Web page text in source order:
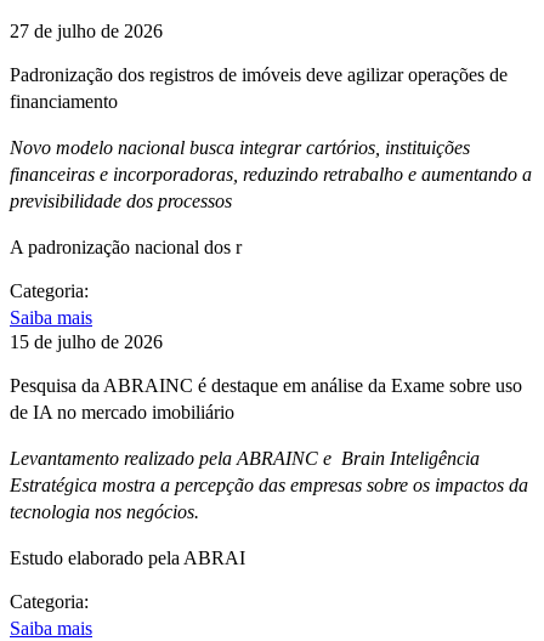
27 de julho de 2026
Padronização dos registros de imóveis deve agilizar operações de
financiamento
Novo modelo nacional busca integrar cartórios, instituições
financeiras e incorporadoras, reduzindo retrabalho e aumentando a
previsibilidade dos processos
A padronização nacional dos r
Categoria:
Saiba mais
15 de julho de 2026
Pesquisa da ABRAINC é destaque em análise da Exame sobre uso
de IA no mercado imobiliário
Levantamento realizado pela ABRAINC e Brain Inteligência
Estratégica mostra a percepção das empresas sobre os impactos da
tecnologia nos negócios.
Estudo elaborado pela ABRAI
Categoria:
Saiba mais